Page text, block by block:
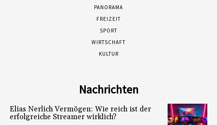
PANORAMA
FREIZEIT
SPORT
WIRTSCHAFT
KULTUR
Nachrichten
Elias Nerlich Vermögen: Wie reich ist der
erfolgreiche Streamer wirklich?